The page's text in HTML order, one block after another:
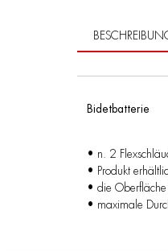
Bidetbatterie
• n. 2
• Produkt
• die
• maximale